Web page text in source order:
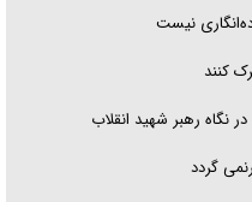
نیست
کنند
نگاه رهبر شهید انقلاب
گردد